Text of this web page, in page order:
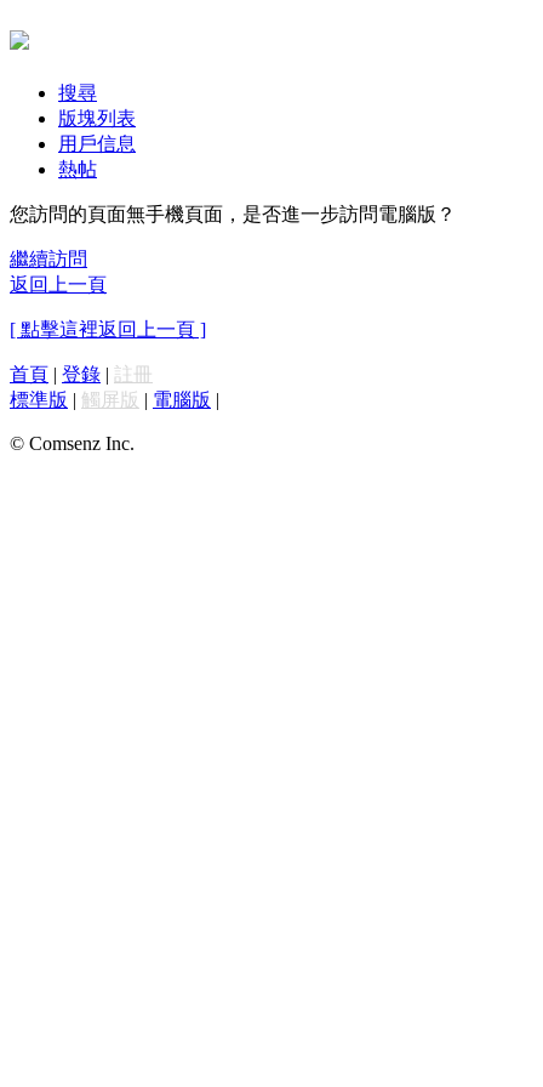
搜尋
版塊列表
用戶信息
熱帖
您訪問的頁面無手機頁面，是否進一步訪問電腦版？
繼續訪問
返回上一頁
[ 點擊這裡返回上一頁 ]
首頁 | 登錄 | 註冊
標準版 | 觸屏版 | 電腦版 |
© Comsenz Inc.